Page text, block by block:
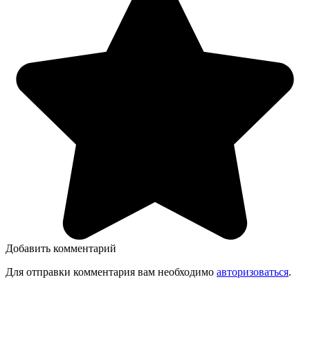
Добавить комментарий
Для отправки комментария вам необходимо авторизоваться.